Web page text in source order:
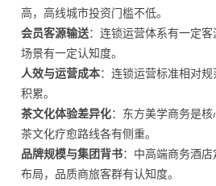
高，高线城市投资门槛不低。
会员客源输送：连锁运营体系有一定
场景有一定认知度。
人效与运营成本：连锁运营标准相对
积累。
茶文化体验差异化：东方美学商务是
茶文化疗愈路线各有侧重。
品牌规模与集团背书：中高端商务酒
布局，品质商旅客群有认知度。